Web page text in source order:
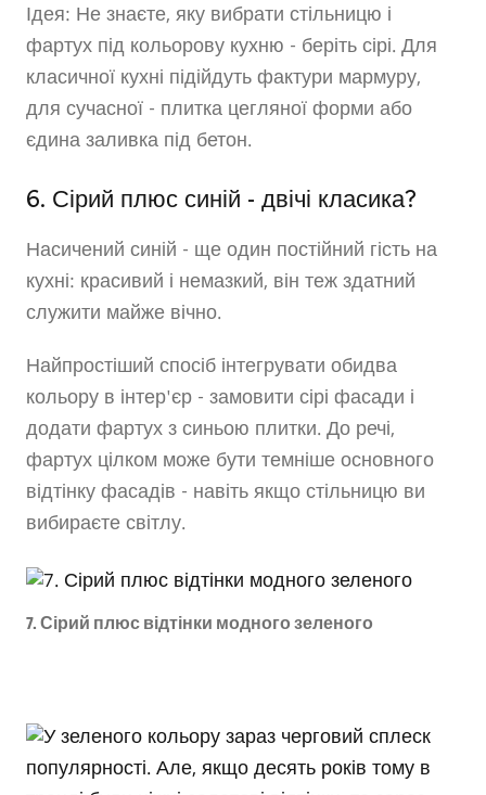
Ідея: Не знаєте, яку вибрати стільницю і
фартух під кольорову кухню - беріть сірі. Для
класичної кухні підійдуть фактури мармуру,
для сучасної - плитка цегляної форми або
єдина заливка під бетон.
6. Сірий плюс синій - двічі класика?
Насичений синій - ще один постійний гість на
кухні: красивий і немазкий, він теж здатний
служити майже вічно.
Найпростіший спосіб інтегрувати обидва
кольору в інтер'єр - замовити сірі фасади і
додати фартух з синьою плитки. До речі,
фартух цілком може бути темніше основного
відтінку фасадів - навіть якщо стільницю ви
вибираєте світлу.
7. Сірий плюс відтінки модного зеленого